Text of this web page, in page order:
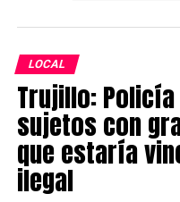
información será objeto
profunda investigación.
Los intervenidos fueron
Chicama y puestos a
Penal Corporativa de
diligencias y esclarecer
LOCAL
Trujillo:
sujetos con
que estaría
ilegal